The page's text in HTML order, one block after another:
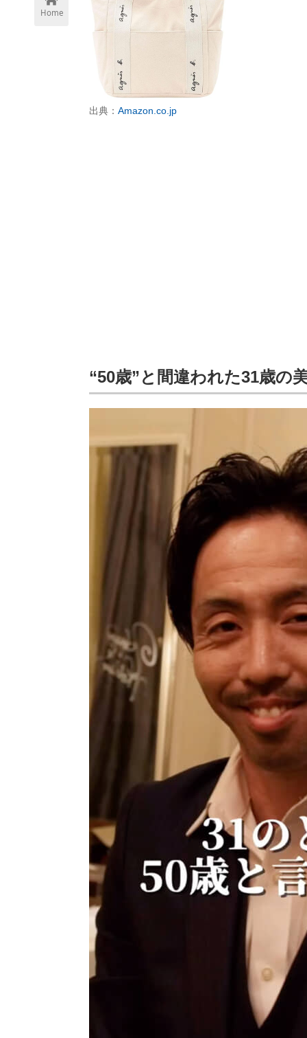
Home
出典： Amazon.co.jp
“50歳”と間違われた31歳の